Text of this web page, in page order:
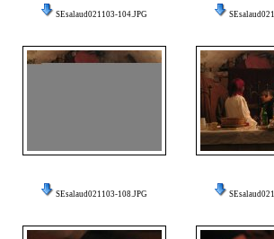
SEsalaud021103-104.JPG
SEsalaud021103-108.JPG